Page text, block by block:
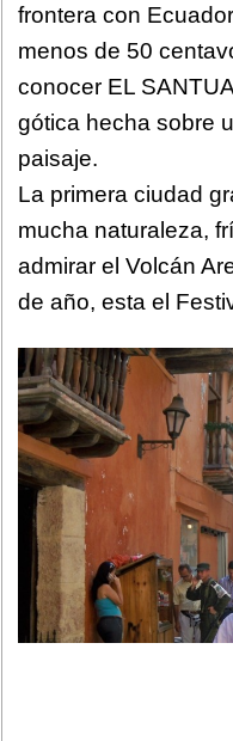
frontera con
menos de 50
conocer EL
gótica hecha sobre
paisaje.
La primera ciudad
mucha naturaleza,
admirar el Volcán
de año, esta el